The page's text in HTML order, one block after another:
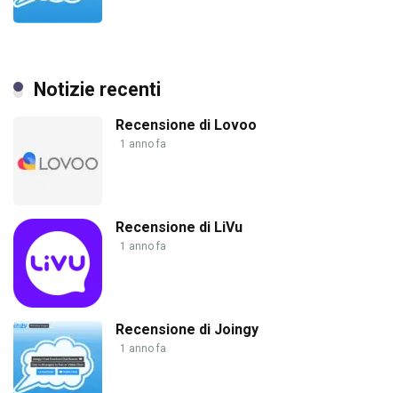
Notizie recenti
Recensione di Lovoo
1 anno fa
Recensione di LiVu
1 anno fa
Recensione di Joingy
1 anno fa